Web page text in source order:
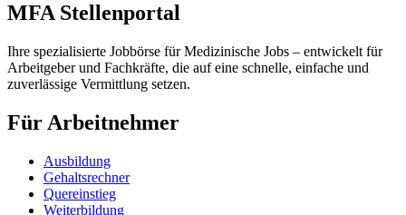
MFA Stellenportal
Ihre spezialisierte Jobbörse für Medizinische Jobs – entwickelt für
Arbeitgeber und Fachkräfte, die auf eine schnelle, einfache und
zuverlässige Vermittlung setzen.
Für Arbeitnehmer
Ausbildung
Gehaltsrechner
Quereinstieg
Weiterbildung